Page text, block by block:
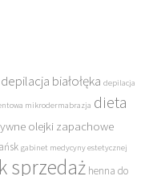
depilacja białołęka depilacja
mikrodermabrazja dieta
olejki zapachowe
gabinet medycyny estetycznej
sprzedaż henna do